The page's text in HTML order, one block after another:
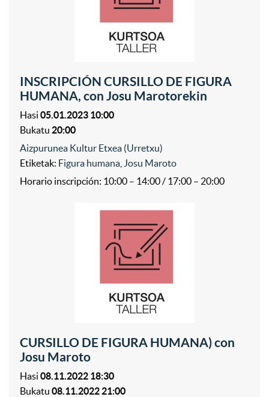
INSCRIPCIÓN CURSILLO DE FIGURA
HUMANA, con Josu Marotorekin
Hasi 05.01.2023 10:00
Bukatu 20:00
Aizpurunea Kultur Etxea (Urretxu)
Etiketak: Figura humana Josu Maroto
Horario inscripción: 10:00 – 14:00 / 17:00 – 20:00
CURSILLO DE FIGURA HUMANA) con
Josu Maroto
Hasi 08.11.2022 18:30
Bukatu 08.11.2022 21:00